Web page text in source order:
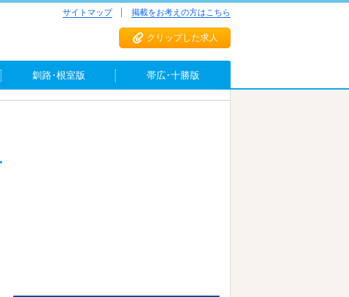
サイトマップ 掲載をお考えの方はこちら
クリップした求人
釧路･根室版 帯広･十勝版